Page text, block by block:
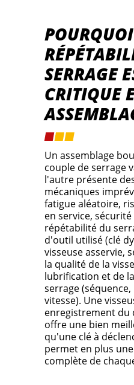
SERRAGE
CRITIQUE
Un assemblage
couple de serrage
l'autre présente
mécaniques
fatigue aléatoire,
en service,
répétabilité du
d'outil utilisé (clé
visseuse asservie,
la qualité de la
lubrification et de
serrage
vitesse). Une
enregistrement du
offre une bien
qu'une clé à
permet en plus
complète de